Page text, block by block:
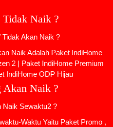
Tidak Naik ?
Akan Naik ?
Naik Adalah Paket IndiHome
2 | Paket IndiHome Premium
IndiHome ODP Hijau
Akan Naik ?
Sewaktu2 ?
Waktu Yaitu Paket Promo ,